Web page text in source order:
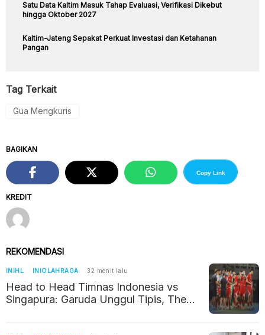
Satu Data Kaltim Masuk Tahap Evaluasi, Verifikasi Dikebut
hingga Oktober 2027
Kaltim-Jateng Sepakat Perkuat Investasi dan Ketahanan
Pangan
Tag Terkait
Gua Mengkuris
KREDIT
BAGIKAN
Copy Link
REKOMENDASI
INIHL INIOLAHRAGA 32 menit lalu
Head to Head Timnas Indonesia vs
Singapura: Garuda Unggul Tipis, The